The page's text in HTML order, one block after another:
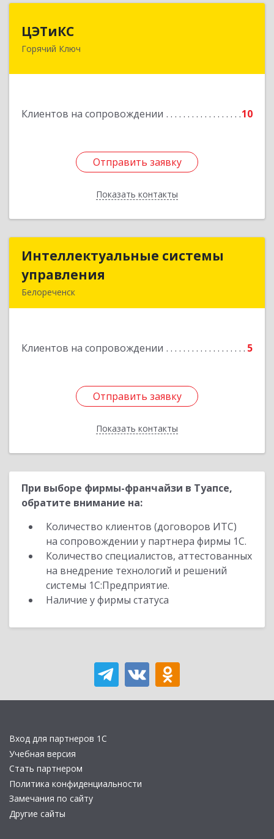
ЦЭТиКС
Горячий Ключ
Клиентов на сопровождении 10
Отправить заявку
Показать контакты
353290, Краснодарский край, Горячий Ключ г,
Отправить заявку
Назад
Интеллектуальные системы
управления
Белореченск
Клиентов на сопровождении 5
Отправить заявку
Показать контакты
Интеллектуальные системы
Подробнее
Отправить заявку
Назад
При выборе фирмы-франчайзи в Туапсе,
обратите внимание на:
Количество клиентов (договоров ИТС)
на сопровождении у партнера фирмы 1С.
Количество специалистов, аттестованных
на внедрение технологий и решений
системы 1С:Предприятие.
Наличие у фирмы статуса
Вход для партнеров 1С
Учебная версия
Стать партнером
Политика конфиденциальности
Замечания по сайту
Другие сайты